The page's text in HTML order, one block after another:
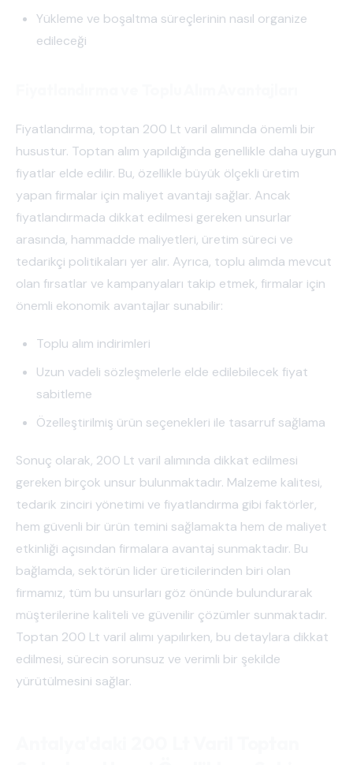
Yükleme ve boşaltma süreçlerinin nasıl organize
edileceği
Fiyatlandırma, toptan 200 Lt varil alımında önemli bir
husustur. Toptan alım yapıldığında genellikle daha uygun
fiyatlar elde edilir. Bu, özellikle büyük ölçekli üretim
yapan firmalar için maliyet avantajı sağlar. Ancak
fiyatlandırmada dikkat edilmesi gereken unsurlar
arasında, hammadde maliyetleri, üretim süreci ve
tedarikçi politikaları yer alır. Ayrıca, toplu alımda mevcut
olan fırsatlar ve kampanyaları takip etmek, firmalar için
önemli ekonomik avantajlar sunabilir:
Toplu alım indirimleri
Uzun vadeli sözleşmelerle elde edilebilecek fiyat
sabitleme
Özelleştirilmiş ürün seçenekleri ile tasarruf sağlama
Sonuç olarak, 200 Lt varil alımında dikkat edilmesi
gereken birçok unsur bulunmaktadır. Malzeme kalitesi,
tedarik zinciri yönetimi ve fiyatlandırma gibi faktörler,
hem güvenli bir ürün temini sağlamakta hem de maliyet
etkinliği açısından firmalara avantaj sunmaktadır. Bu
bağlamda, sektörün lider üreticilerinden biri olan
firmamız, tüm bu unsurları göz önünde bulundurarak
müşterilerine kaliteli ve güvenilir çözümler sunmaktadır.
Toptan 200 Lt varil alımı yapılırken, bu detaylara dikkat
edilmesi, sürecin sorunsuz ve verimli bir şekilde
yürütülmesini sağlar.